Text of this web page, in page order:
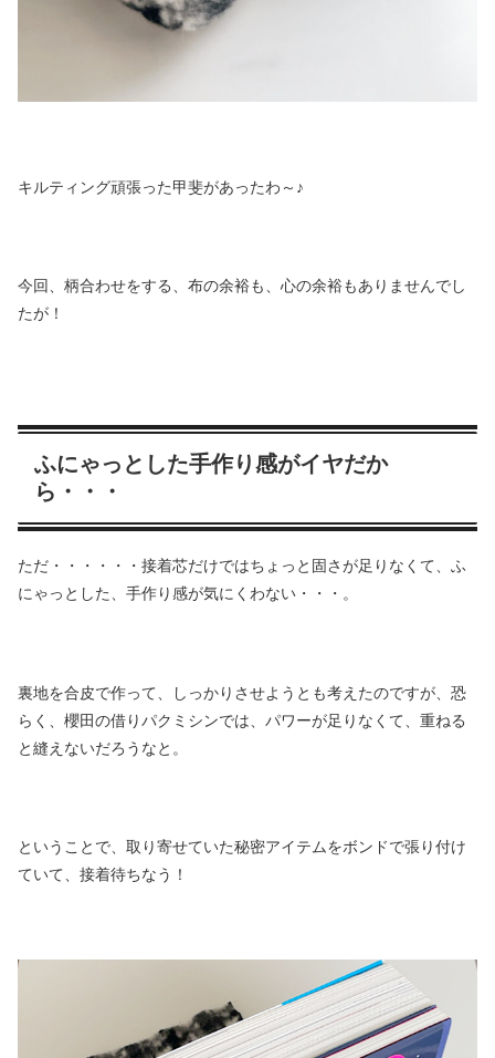
キルティング頑張った甲斐があったわ～♪
今回、柄合わせをする、布の余裕も、心の余裕もありませんでし
たが！
ふにゃっとした手作り感がイヤだか
ら・・・
ただ・・・・・・接着芯だけではちょっと固さが足りなくて、ふ
にゃっとした、手作り感が気にくわない・・・。
裏地を合皮で作って、しっかりさせようとも考えたのですが、恐
らく、櫻田の借りパクミシンでは、パワーが足りなくて、重ねる
と縫えないだろうなと。
ということで、取り寄せていた秘密アイテムをボンドで張り付け
ていて、接着待ちなう！